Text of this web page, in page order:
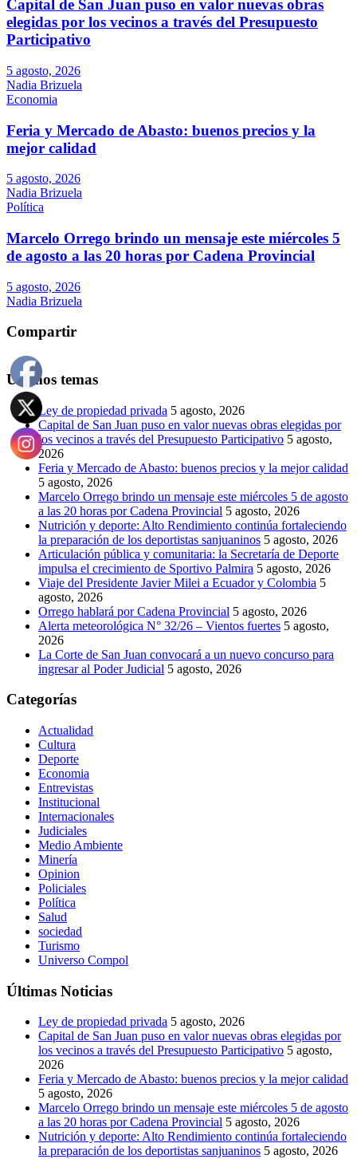
Capital de San Juan puso en valor nuevas obras
elegidas por los vecinos a través del Presupuesto
Participativo
5 agosto, 2026
Nadia Brizuela
Economia
Feria y Mercado de Abasto: buenos precios y la
mejor calidad
5 agosto, 2026
Nadia Brizuela
Política
Marcelo Orrego brindo un mensaje este miércoles 5
de agosto a las 20 horas por Cadena Provincial
5 agosto, 2026
Nadia Brizuela
Compartir
Últimos temas
Ley de propiedad privada 5 agosto, 2026
Capital de San Juan puso en valor nuevas obras elegidas por
los vecinos a través del Presupuesto Participativo 5 agosto,
2026
Feria y Mercado de Abasto: buenos precios y la mejor calidad
5 agosto, 2026
Marcelo Orrego brindo un mensaje este miércoles 5 de agosto
a las 20 horas por Cadena Provincial 5 agosto, 2026
Nutrición y deporte: Alto Rendimiento continúa fortaleciendo
la preparación de los deportistas sanjuaninos 5 agosto, 2026
Articulación pública y comunitaria: la Secretaría de Deporte
impulsa el crecimiento de Sportivo Palmira 5 agosto, 2026
Viaje del Presidente Javier Milei a Ecuador y Colombia 5
agosto, 2026
Orrego hablará por Cadena Provincial 5 agosto, 2026
Alerta meteorológica N° 32/26 – Vientos fuertes 5 agosto,
2026
La Corte de San Juan convocará a un nuevo concurso para
ingresar al Poder Judicial 5 agosto, 2026
Categorías
Actualidad
Cultura
Deporte
Economia
Entrevistas
Institucional
Internacionales
Judiciales
Medio Ambiente
Minería
Opinion
Policiales
Política
Salud
sociedad
Turismo
Universo Compol
Últimas Noticias
Ley de propiedad privada 5 agosto, 2026
Capital de San Juan puso en valor nuevas obras elegidas por
los vecinos a través del Presupuesto Participativo 5 agosto,
2026
Feria y Mercado de Abasto: buenos precios y la mejor calidad
5 agosto, 2026
Marcelo Orrego brindo un mensaje este miércoles 5 de agosto
a las 20 horas por Cadena Provincial 5 agosto, 2026
Nutrición y deporte: Alto Rendimiento continúa fortaleciendo
la preparación de los deportistas sanjuaninos 5 agosto, 2026